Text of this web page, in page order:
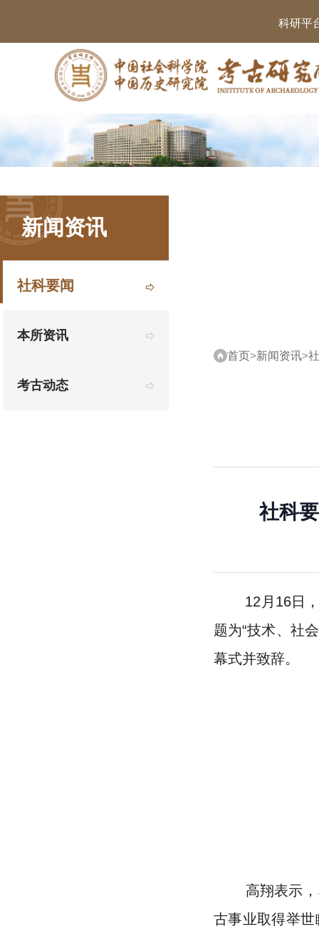
科研平
新闻资讯
社科要闻
本所资讯
考古动态
首页>新闻资讯>
社科
12月16日，
题为“技术、社
幕式并致辞。
高翔表示，习
古事业取得举